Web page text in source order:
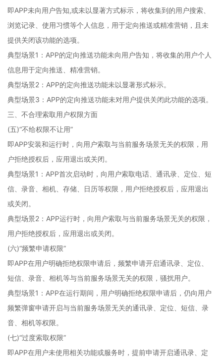
即APP未向用户告知,或未以显著方式标示，将收集到的用户搜索、
浏览记录、使用习惯等个人信息，用于定向推送或精准营销，且未
提供关闭该功能的选项。
典型场景1：APP的定向推送功能未向用户告知，将收集的用户个人
信息用于定向推送、精准营销。
典型场景2：APP的定向推送功能未以显著形式标示。
典型场景3：APP的定向推送功能未对用户提供关闭此功能的选项。
三、不合理索取用户权限方面
(五)“不给权限不让用”
即APP安装和运行时，向用户索取与当前服务场景无关的权限，用
户拒绝授权后，应用退出或关闭。
典型场景1：APP首次启动时，向用户索取电话、通讯录、定位、短
信、录音、相机、存储、日历等权限，用户拒绝授权后，应用退出
或关闭。
典型场景2：APP运行时，向用户索取与当前服务场景无关的权限，
用户拒绝授权后，应用退出或关闭。
(六)“频繁申请权限”
即APP在用户明确拒绝权限申请后，频繁申请开启通讯录、定位、
短信、录音、相机等与当前服务场景无关的权限，骚扰用户。
典型场景1：APP在运行期间，用户明确拒绝权限申请后，仍向用户
频繁弹窗申请开启与当前服务场景无关的通讯录、定位、短信、录
音、相机等权限。
(七)“过度索取权限”
即APP在用户未使用相关功能或服务时，提前申请开启通讯录、定